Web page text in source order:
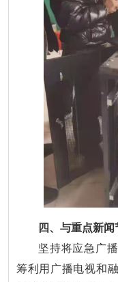
四、与重点新
坚持将应急广
筹利用广播电视和